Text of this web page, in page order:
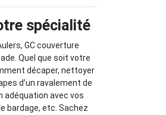
spécialité
GC couverture
Quel que soit votre
décaper, nettoyer
d’un ravalement de
adéquation avec vos
bardage, etc. Sachez